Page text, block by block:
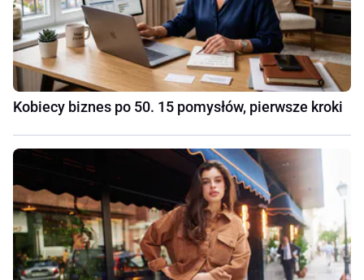
Kobiecy biznes po 50. 15 pomysłów, pierwsze kroki